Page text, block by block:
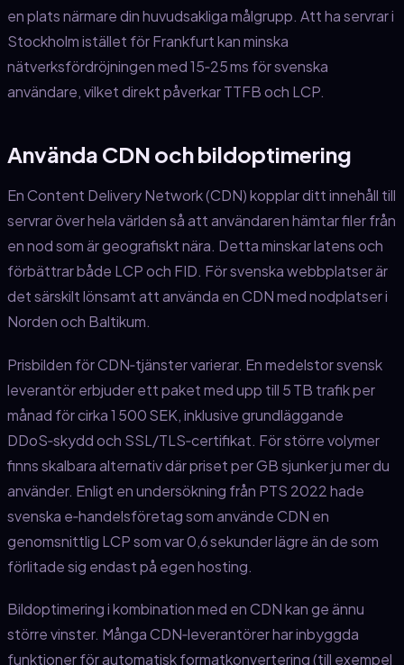
en plats närmare din huvudsakliga målgrupp. Att ha servrar i
Stockholm istället för Frankfurt kan minska
nätverksfördröjningen med 15‑25 ms för svenska
användare, vilket direkt påverkar TTFB och LCP.
Använda CDN och bildoptimering
En Content Delivery Network (CDN) kopplar ditt innehåll till
servrar över hela världen så att användaren hämtar filer från
en nod som är geografiskt nära. Detta minskar latens och
förbättrar både LCP och FID. För svenska webbplatser är
det särskilt lönsamt att använda en CDN med nodplatser i
Norden och Baltikum.
Prisbilden för CDN‑tjänster varierar. En medelstor svensk
leverantör erbjuder ett paket med upp till 5 TB trafik per
månad för cirka 1 500 SEK, inklusive grundläggande
DDoS‑skydd och SSL/TLS‑certifikat. För större volymer
finns skalbara alternativ där priset per GB sjunker ju mer du
använder. Enligt en undersökning från PTS 2022 hade
svenska e‑handelsföretag som använde CDN en
genomsnittlig LCP som var 0,6 sekunder lägre än de som
förlitade sig endast på egen hosting.
Bildoptimering i kombination med en CDN kan ge ännu
större vinster. Många CDN‑leverantörer har inbyggda
funktioner för automatisk formatkonvertering (till exempel